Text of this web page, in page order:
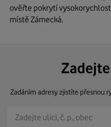
ověřte pokrytí
místě Zámecká.
Zadáním adresy zjistíte přesnou